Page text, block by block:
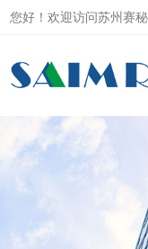
您好！欢迎访问苏州赛